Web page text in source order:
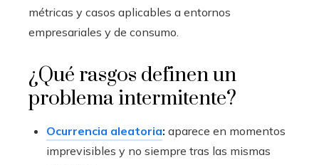
métricas y casos aplicables a entornos
empresariales y de consumo.
¿Qué rasgos definen un
problema intermitente?
Ocurrencia aleatoria: aparece en momentos
imprevisibles y no siempre tras las mismas